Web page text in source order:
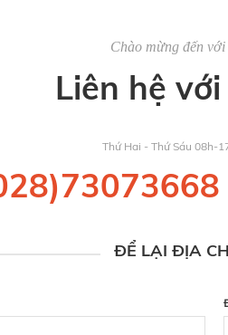
Chào mừng đến
Liên hệ
Thứ Hai - Thứ Sáu 08h-
ĐỂ LẠI ĐỊA